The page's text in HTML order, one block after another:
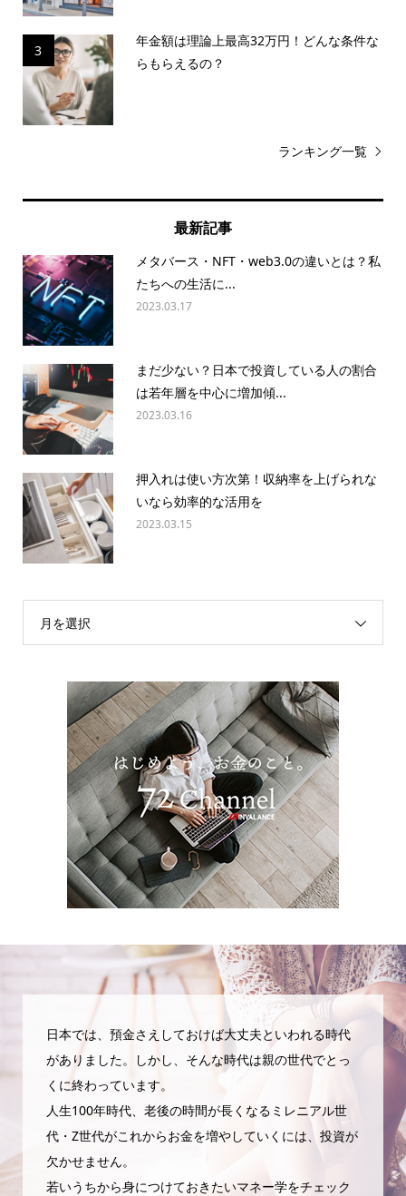
3
年金額は理論上最高32万円！どんな条件な
らもらえるの？
ランキング一覧
最新記事
メタバース・NFT・web3.0の違いとは？私
たちへの生活に...
2023.03.17
まだ少ない？日本で投資している人の割合
は若年層を中心に増加傾...
2023.03.16
押入れは使い方次第！収納率を上げられな
いなら効率的な活用を
2023.03.15
月を選択
日本では、預金さえしておけば大丈夫といわれる時代
がありました。しかし、そんな時代は親の世代でとっ
くに終わっています。
人生100年時代、老後の時間が長くなるミレニアル世
代・Z世代がこれからお金を増やしていくには、投資が
欠かせません。
若いうちから身につけておきたいマネー学をチェック